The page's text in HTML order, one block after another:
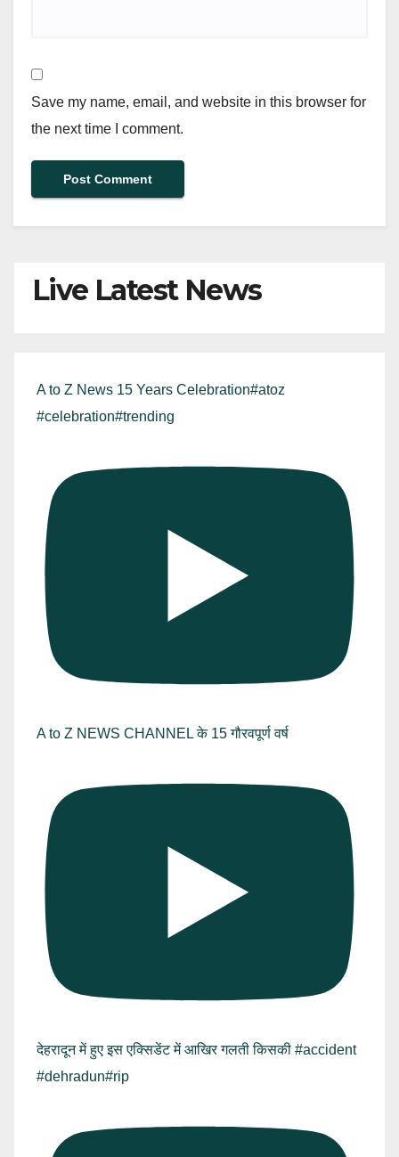
Save my name, email, and website in this browser for
the next time I comment.
Live Latest News
A to Z News 15 Years Celebration#atoz
#celebration#trending
A to Z NEWS CHANNEL के 15 गौरवपूर्ण वर्ष
देहरादून में हुए इस एक्सिडेंट में आखिर गलती किसकी #accident
#dehradun#rip